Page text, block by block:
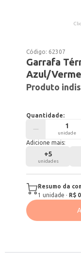
Código: 62307
Garrafa
Azul/
Produto
Quantidade:
unidade
Adicione mais:
+5
unidades
Resumo da
1 unidade · R$